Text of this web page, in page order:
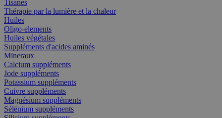
Tisanes
Thérapie par la lumière et la chaleur
Huiles
Oligo-elements
Huiles végétales
Suppléments d'acides aminés
Mineraux
Calcium suppléments
Jode suppléments
Potassium suppléments
Cuivre suppléments
Magnésium suppléments
Sélénium suppléments